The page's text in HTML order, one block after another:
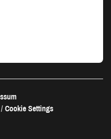
Cookie Settings